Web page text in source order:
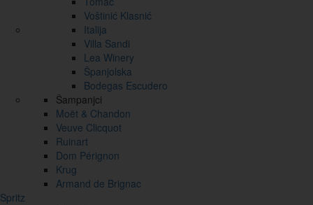
Voštinić Klasnić
Italija
Villa Sandi
Lea Winery
Španjolska
Bodegas Escudero
Šampanjci
Moët & Chandon
Veuve Clicquot
Ruinart
Dom Pérignon
Krug
Armand de Brignac
Spritz